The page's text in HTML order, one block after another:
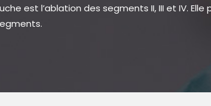
est l’ablation des segments II, III et IV.